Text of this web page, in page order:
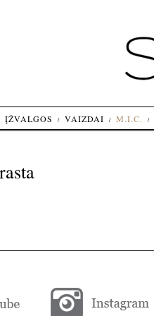
ĮŽVALGOS VAIZDAI M.I.C.